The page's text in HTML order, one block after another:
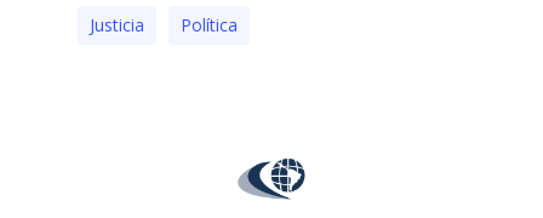
Justicia Polí­tica